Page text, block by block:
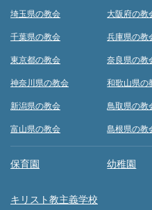
埼玉県の教会
千葉県の教会
東京都の教会
神奈川県の教会
新潟県の教会
富山県の教会
大阪府の教
兵庫県の教
奈良県の教
和歌山県の
鳥取県の教
島根県の教
保育園 幼稚園
キリスト教主義学校